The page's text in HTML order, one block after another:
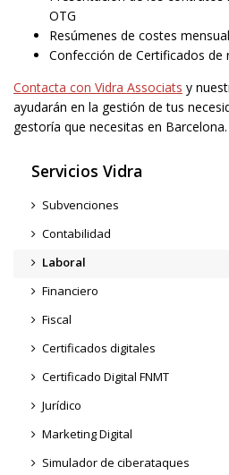
Servicios Vidra
Subvenciones
Contabilidad
Laboral
Financiero
Fiscal
Certificados digitales
Certificado Digital FNMT
Jurídico
Marketing Digital
Simulador de ciberataques
OTG
Resúmenes de costes
Confección de Certificados
Contacta con Vidra Associats y
ayudarán en la gestión de tus
gestoría que necesitas en Barcelona.